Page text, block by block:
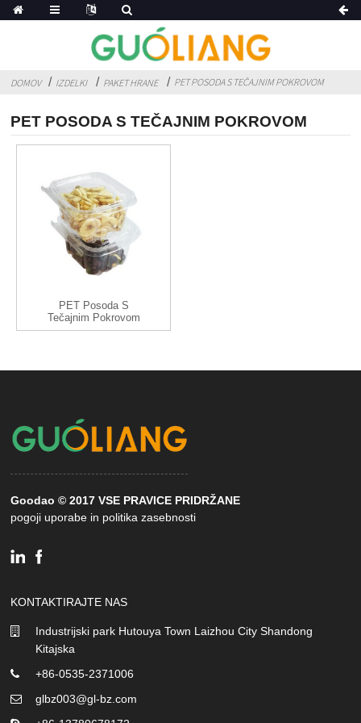
DOMOV IZDELKI PAKET HRANE PET POSODA S TEČAJNIM POKROVOM
PET POSODA S TEČAJNIM POKROVOM
PET Posoda S
Tečajnim Pokrovom
Goodao © 2017 VSE PRAVICE PRIDRŽANE
pogoji uporabe in politika zasebnosti
KONTAKTIRAJTE NAS
Industrijski park Hutouya Town Laizhou City Shandong
Kitajska
+86-0535-2371006
glbz003@gl-bz.com